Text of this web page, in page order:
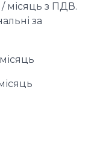
/ місяць з ПДВ.
за